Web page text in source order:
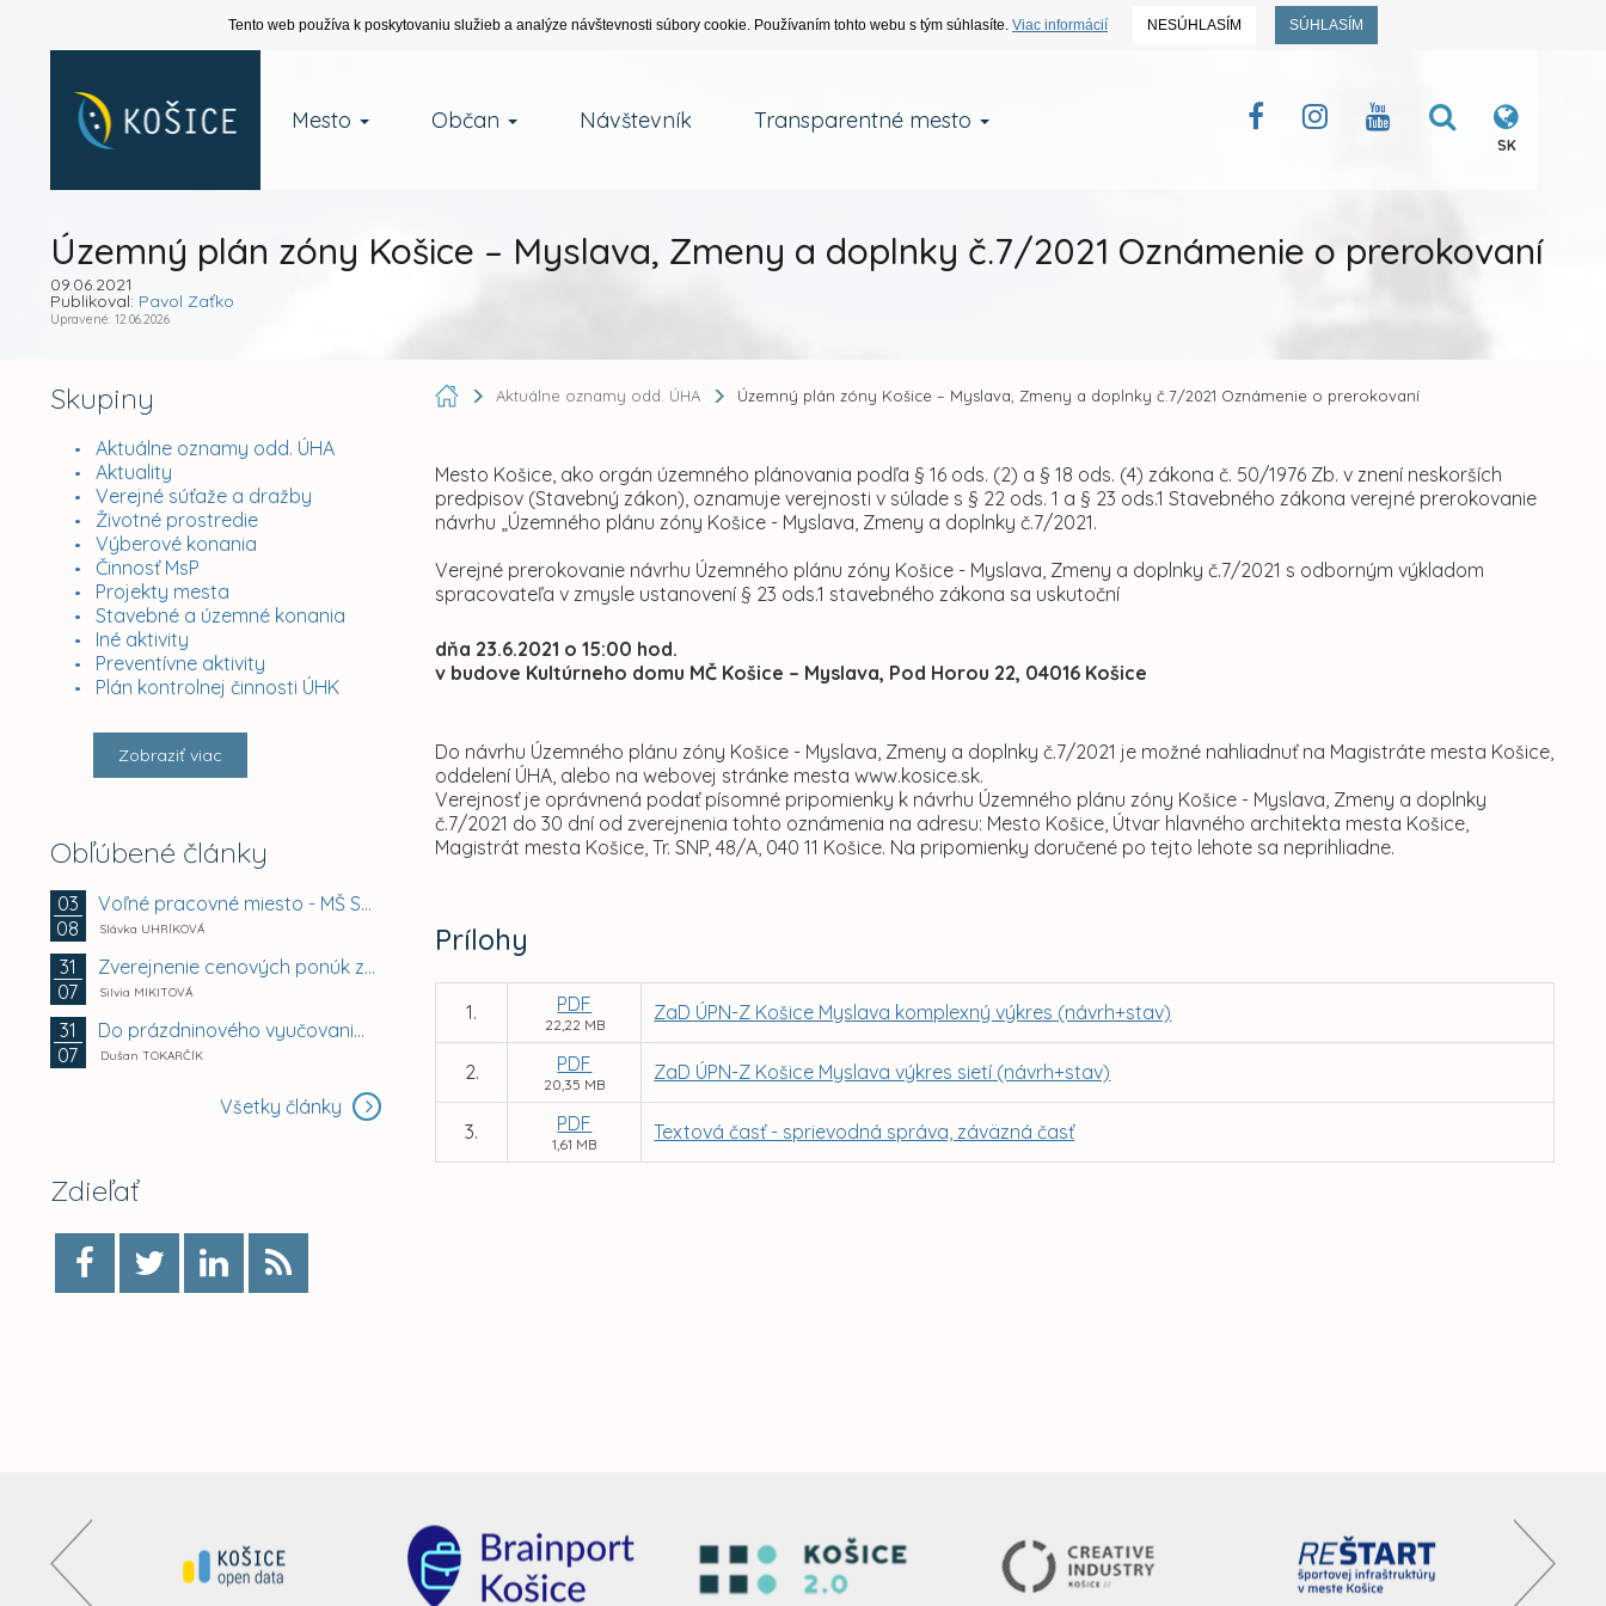
Tento web používa k poskytovaniu služieb a analýze návštevnosti súbory cookie. Používaním tohto webu s tým súhlasíte. Viac informácií NESÚHLASÍM SÚHLASÍM
Mesto Občan Návštevník Transparentné mesto
SK
Územný plán zóny Košice – Myslava, Zmeny a doplnky č.7/2021 Oznámenie o prerokovaní
09.06.2021
Publikoval: Pavol Zaťko
Upravené: 12.06.2026
Skupiny
Aktuálne oznamy odd. ÚHA
Aktuality
Verejné súťaže a dražby
Životné prostredie
Výberové konania
Činnosť MsP
Projekty mesta
Stavebné a územné konania
Iné aktivity
Preventívne aktivity
Plán kontrolnej činnosti ÚHK
Zobraziť viac
Obľúbené články
03
08
Voľné pracovné miesto - MŠ Smetanova 11, Košice -...
Slávka UHRÍKOVÁ
31
07
Zverejnenie cenových ponúk záujemcov na prenájom...
Silvia MIKITOVÁ
31
07
Do prázdninového vyučovania v košických škôlkach sa...
Dušan TOKARČÍK
Všetky články
Zdieľať
Aktuálne oznamy odd. ÚHA Územný plán zóny Košice – Myslava, Zmeny a doplnky č.7/2021 Oznámenie o prerokovaní
Mesto Košice, ako orgán územného plánovania podľa § 16 ods. (2) a § 18 ods. (4) zákona č. 50/1976 Zb. v znení neskorších
predpisov (Stavebný zákon), oznamuje verejnosti v súlade s § 22 ods. 1 a § 23 ods.1 Stavebného zákona verejné prerokovanie
návrhu „Územného plánu zóny Košice - Myslava, Zmeny a doplnky č.7/2021.
Verejné prerokovanie návrhu Územného plánu zóny Košice - Myslava, Zmeny a doplnky č.7/2021 s odborným výkladom
spracovateľa v zmysle ustanovení § 23 ods.1 stavebného zákona sa uskutoční
dňa 23.6.2021 o 15:00 hod.
v budove Kultúrneho domu MČ Košice – Myslava, Pod Horou 22, 04016 Košice
Do návrhu Územného plánu zóny Košice - Myslava, Zmeny a doplnky č.7/2021 je možné nahliadnuť na Magistráte mesta Košice,
oddelení ÚHA, alebo na webovej stránke mesta www.kosice.sk.
Verejnosť je oprávnená podať písomné pripomienky k návrhu Územného plánu zóny Košice - Myslava, Zmeny a doplnky
č.7/2021 do 30 dní od zverejnenia tohto oznámenia na adresu: Mesto Košice, Útvar hlavného architekta mesta Košice,
Magistrát mesta Košice, Tr. SNP, 48/A, 040 11 Košice. Na pripomienky doručené po tejto lehote sa neprihliadne.
Prílohy
1. PDF
22,22 MB
ZaD ÚPN-Z Košice Myslava komplexný výkres (návrh+stav)
2. PDF
20,35 MB
ZaD ÚPN-Z Košice Myslava výkres sietí (návrh+stav)
3. PDF
1,61 MB
Textová časť - sprievodná správa, záväzná časť